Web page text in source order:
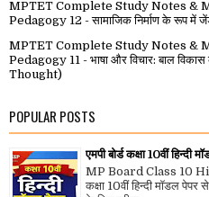
MPTET Complete Study Notes &
Pedagogy 12 - सामाजिक निर्माण के रूप में
MPTET Complete Study Notes &
Pedagogy 11 - भाषा और विचार: बाल
Thought)
POPULAR POSTS
एमपी बोर्ड कक्षा 10वीं
MP Board Class 10
कक्षा 10वीं हिन्दी मॉडल पेपर